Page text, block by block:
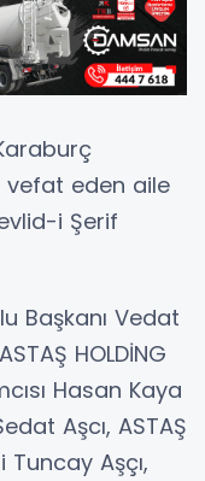
vefat eden aile
i Şerif
Başkanı Vedat
HOLDİNG
Hasan Kaya
Aşcı, ASTAŞ
Tuncay Aşçı,